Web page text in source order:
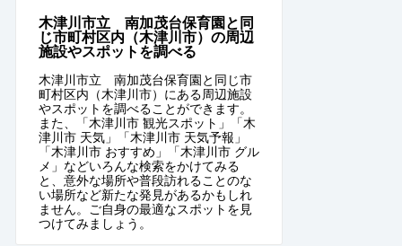
木津川市立 南加茂台保育園と同
じ市町村区内（木津川市）の周辺
施設やスポットを調べる
木津川市立 南加茂台保育園と同じ市
町村区内（木津川市）にある周辺施設
やスポットを調べることができます。
また、「木津川市 観光スポット」「木
津川市 天気」「木津川市 天気予報」
「木津川市 おすすめ」「木津川市 グル
メ」などいろんな検索をかけてみる
と、意外な場所や普段訪れることのな
い場所など新たな発見があるかもしれ
ません。ご自身の最適なスポットを見
つけてみましょう。